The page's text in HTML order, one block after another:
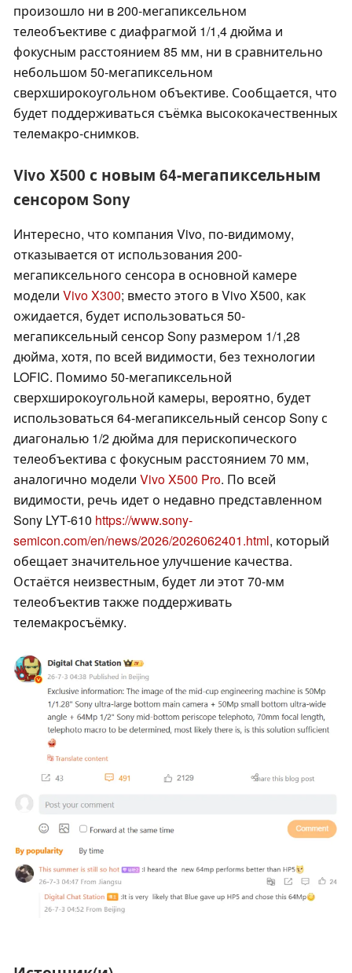
произошло ни в 200-мегапиксельном
телеобъективе с диафрагмой 1/1,4 дюйма и
фокусным расстоянием 85 мм, ни в сравнительно
небольшом 50-мегапиксельном
сверхширокоугольном объективе. Сообщается, что
будет поддерживаться съёмка высококачественных
телемакро-снимков.
Vivo X500 с новым 64-мегапиксельным
сенсором Sony
Интересно, что компания Vivo, по-видимому,
отказывается от использования 200-
мегапиксельного сенсора в основной камере
модели Vivo X300; вместо этого в Vivo X500, как
ожидается, будет использоваться 50-
мегапиксельный сенсор Sony размером 1/1,28
дюйма, хотя, по всей видимости, без технологии
LOFIC. Помимо 50-мегапиксельной
сверхширокоугольной камеры, вероятно, будет
использоваться 64-мегапиксельный сенсор Sony с
диагональю 1/2 дюйма для перископического
телеобъектива с фокусным расстоянием 70 мм,
аналогично модели Vivo X500 Pro. По всей
видимости, речь идет о недавно представленном
Sony LYT-610 https://www.sony-
semicon.com/en/news/2026/2026062401.html, который
обещает значительное улучшение качества.
Остаётся неизвестным, будет ли этот 70-мм
телеобъектив также поддерживать
телемакросъёмку.